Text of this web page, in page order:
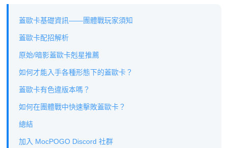
蓋歐卡基礎資訊——團體戰玩家須知
蓋歐卡配招解析
原始/暗影蓋歐卡剋星推薦
如何才能入手各種形態下的蓋歐卡？
蓋歐卡有色違版本嗎？
如何在團體戰中快速擊敗蓋歐卡？
總結
加入 MocPOGO Discord 社群